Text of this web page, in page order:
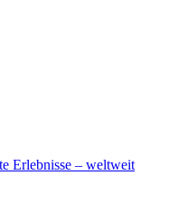
Erlebnisse – weltweit